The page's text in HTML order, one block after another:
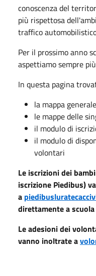
conoscenza del
più rispettosa
traffico
Per il prossimo anno
aspettiamo sempre
In questa pagina
la mappa generale
le mappe delle
il modulo di
il modulo di
volontari
Le iscrizioni dei
iscrizione Piedibus)
a
direttamente a scuola
Le adesioni dei
vanno inoltrate a